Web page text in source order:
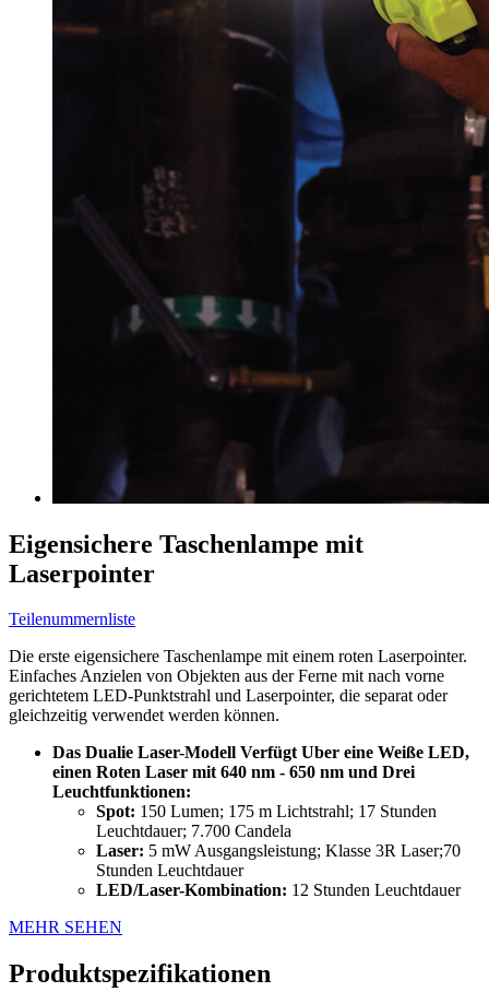
Eigensichere Taschenlampe mit
Laserpointer
Teilenummernliste
Die erste eigensichere Taschenlampe mit einem roten Laserpointer.
Einfaches Anzielen von Objekten aus der Ferne mit nach vorne
gerichtetem LED-Punktstrahl und Laserpointer, die separat oder
gleichzeitig verwendet werden können.
Das Dualie Laser-Modell Verfügt Uber eine Weiße LED,
einen Roten Laser mit 640 nm - 650 nm und Drei
Leuchtfunktionen:
Spot: 150 Lumen; 175 m Lichtstrahl; 17 Stunden
Leuchtdauer; 7.700 Candela
Laser: 5 mW Ausgangsleistung; Klasse 3R Laser;70
Stunden Leuchtdauer
LED/Laser-Kombination: 12 Stunden Leuchtdauer
MEHR SEHEN
Produktspezifikationen